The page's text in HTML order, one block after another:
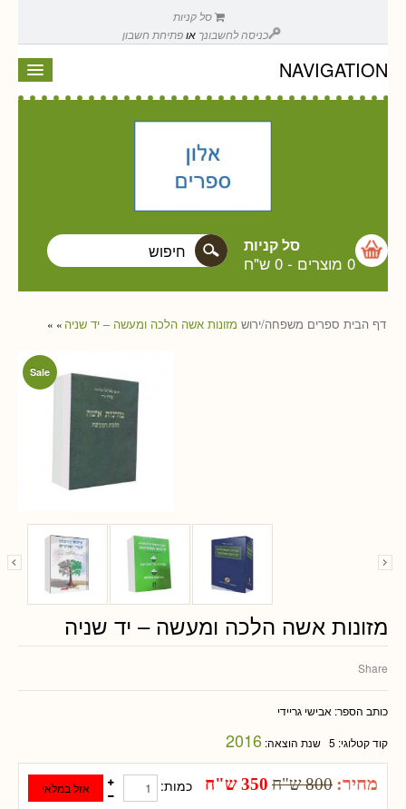
סל קניות
כניסה לחשבונך אופתיחת חשבון
NAVIGATION
סל קניות
0 מוצרים - 0 ש"ח
דף הבית » ספרים משפחה/ירוש » מזונות אשה הלכה ומעשה – יד שניה
Sale
מזונות אשה הלכה ומעשה – יד שניה
Share
כותב הספר: אבישי גריידי
קוד קטלוגי: 5 שנת הוצאה: 2016
מחיר: 800 ש"ח 350 ש"ח כמות: